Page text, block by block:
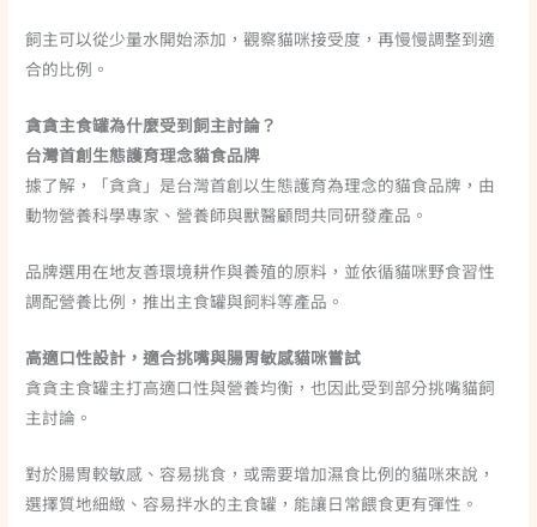
飼主可以從少量水開始添加，觀察貓咪接受度，再慢慢調整到適
合的比例。
貪貪主食罐為什麼受到飼主討論？
台灣首創生態護育理念貓食品牌
據了解，「貪貪」是台灣首創以生態護育為理念的貓食品牌，由
動物營養科學專家、營養師與獸醫顧問共同研發產品。
品牌選用在地友善環境耕作與養殖的原料，並依循貓咪野食習性
調配營養比例，推出主食罐與飼料等產品。
高適口性設計，適合挑嘴與腸胃敏感貓咪嘗試
貪貪主食罐主打高適口性與營養均衡，也因此受到部分挑嘴貓飼
主討論。
對於腸胃較敏感、容易挑食，或需要增加濕食比例的貓咪來說，
選擇質地細緻、容易拌水的主食罐，能讓日常餵食更有彈性。